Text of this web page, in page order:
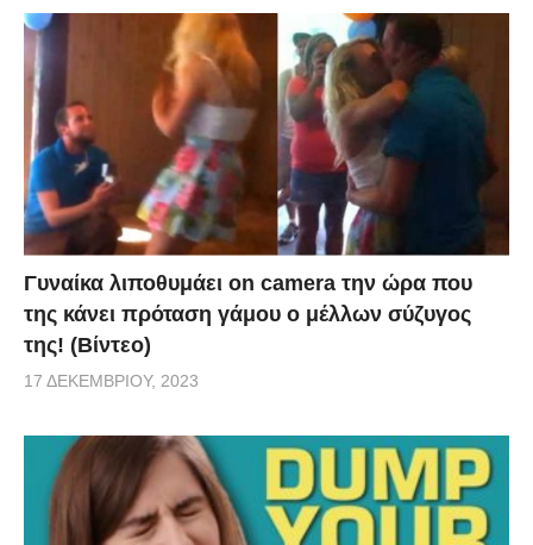
Γυναίκα λιποθυμάει on camera την ώρα που
της κάνει πρόταση γάμου ο μέλλων σύζυγος
της! (Βίντεο)
17 ΔΕΚΕΜΒΡΊΟΥ, 2023